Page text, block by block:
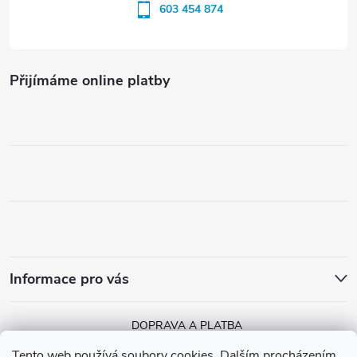
Přijímáme online platby
603 454 874
Informace pro vás
DOPRAVA A PLATBA